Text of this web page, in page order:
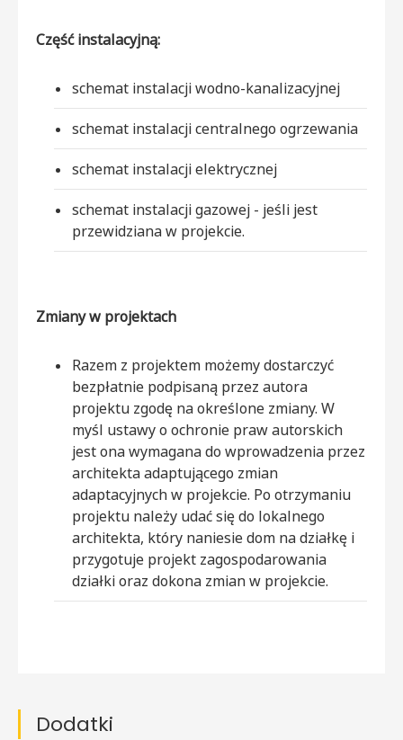
Część instalacyjną:
schemat instalacji wodno-kanalizacyjnej
schemat instalacji centralnego ogrzewania
schemat instalacji elektrycznej
schemat instalacji gazowej - jeśli jest
przewidziana w projekcie.
Zmiany w projektach
Razem z projektem możemy dostarczyć
bezpłatnie podpisaną przez autora
projektu zgodę na określone zmiany. W
myśl ustawy o ochronie praw autorskich
jest ona wymagana do wprowadzenia przez
architekta adaptującego zmian
adaptacyjnych w projekcie. Po otrzymaniu
projektu należy udać się do lokalnego
architekta, który naniesie dom na działkę i
przygotuje projekt zagospodarowania
działki oraz dokona zmian w projekcie.
Dodatki